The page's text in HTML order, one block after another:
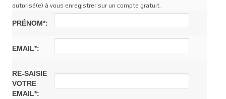
autorisé(e) à vous enregistrer sur un compte gratuit.
PRÉNOM*:
EMAIL*:
RE-SAISIE
VOTRE
EMAIL*: